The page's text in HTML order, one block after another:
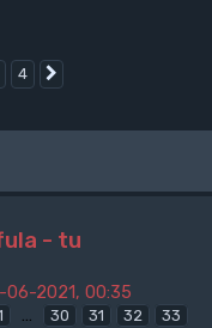
4
- tu
06-2021, 00:35
… 30 31 32 33